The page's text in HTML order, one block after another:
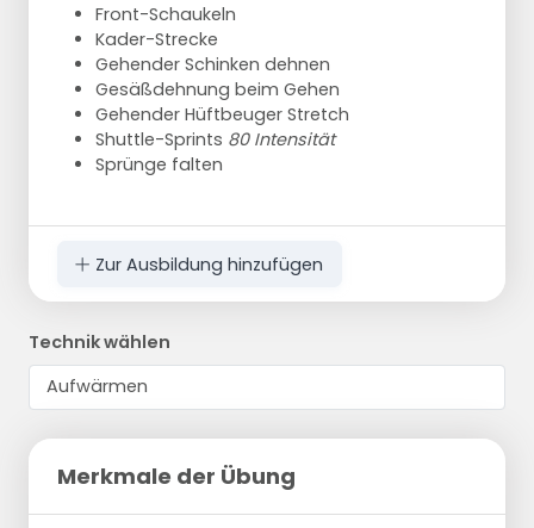
Front-Schaukeln
Kader-Strecke
Gehender Schinken dehnen
Gesäßdehnung beim Gehen
Gehender Hüftbeuger Stretch
Shuttle-Sprints 80 Intensität
Sprünge falten
Zur Ausbildung hinzufügen
Technik wählen
Merkmale der Übung